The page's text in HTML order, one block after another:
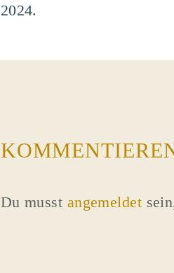
2024.
Du musst angemeldet